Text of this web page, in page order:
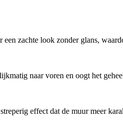
zachte look zonder glans,
naar voren en oogt het
effect dat de muur meer